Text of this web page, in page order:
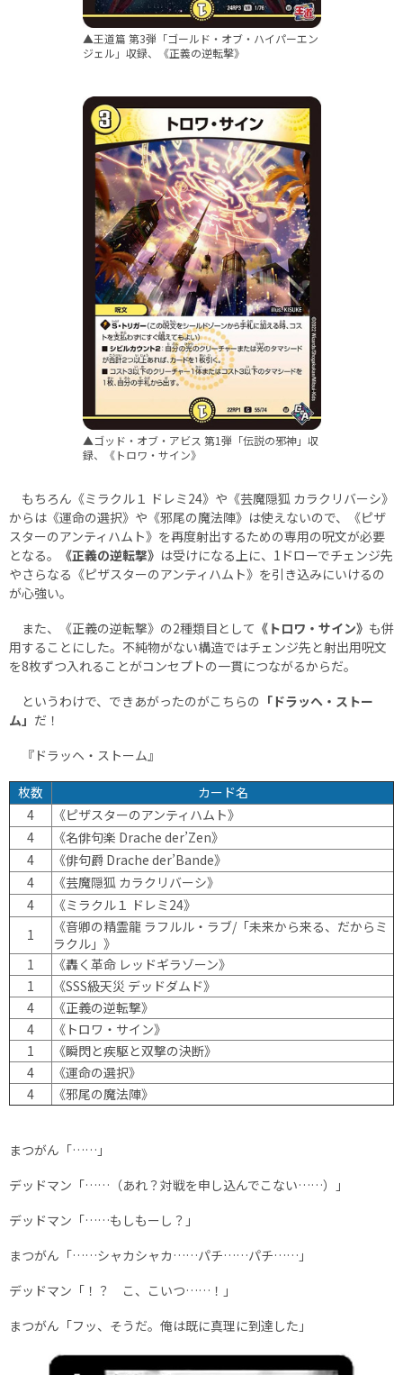
▲王道篇 第3弾「ゴールド・オブ・ハイパーエン
ジェル」収録、《正義の逆転撃》
▲ゴッド・オブ・アビス 第1弾「伝説の邪神」収
録、《トロワ・サイン》
もちろん《ミラクル１ ドレミ24》や《芸魔隠狐 カラクリバーシ》
からは《運命の選択》や《邪尾の魔法陣》は使えないので、《ピザ
スターのアンティハムト》を再度射出するための専用の呪文が必要
となる。
《正義の逆転撃》 は受けになる上に、1ドローでチェンジ先
やさらなる《ピザスターのアンティハムト》を引き込みにいけるの
が心強い。
また、《正義の逆転撃》の2種類目として 《トロワ・サイン》 も併
用することにした。不純物がない構造ではチェンジ先と射出用呪文
を8枚ずつ入れることがコンセプトの一貫につながるからだ。
というわけで、できあがったのがこちらの 「ドラッヘ・ストー
ム」 だ！
『ドラッヘ・ストーム』
枚数
カード名
4
《ピザスターのアンティハムト》
4
《名俳句楽 Drache der’Zen》
4
《俳句爵 Drache der’Bande》
4
《芸魔隠狐 カラクリバーシ》
4
《ミラクル１ ドレミ24》
1
《音卿の精霊龍 ラフルル・ラブ/「未来から来る、だからミ
ラクル」》
1
《轟く革命 レッドギラゾーン》
1
《SSS級天災 デッドダムド》
4
《正義の逆転撃》
4
《トロワ・サイン》
1
《瞬閃と疾駆と双撃の決断》
4
《運命の選択》
4
《邪尾の魔法陣》
まつがん「……」
デッドマン「……（あれ？対戦を申し込んでこない……）」
デッドマン「……もしもーし？」
まつがん「……シャカシャカ……パチ……パチ……」
デッドマン「！？ こ、こいつ……！」
まつがん「フッ、そうだ。俺は既に真理に到達した」